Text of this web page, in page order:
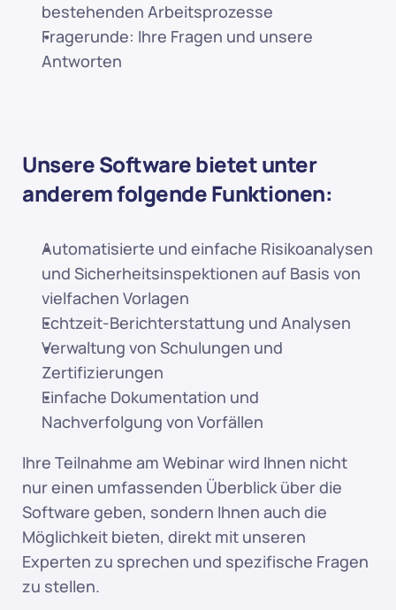
bestehenden Arbeitsprozesse
Fragerunde: Ihre Fragen und unsere
Antworten
Unsere Software bietet unter
anderem folgende Funktionen:
Automatisierte und einfache Risikoanalysen
und Sicherheitsinspektionen auf Basis von
vielfachen Vorlagen
Echtzeit-Berichterstattung und Analysen
Verwaltung von Schulungen und
Zertifizierungen
Einfache Dokumentation und
Nachverfolgung von Vorfällen
Ihre Teilnahme am Webinar wird Ihnen nicht
nur einen umfassenden Überblick über die
Software geben, sondern Ihnen auch die
Möglichkeit bieten, direkt mit unseren
Experten zu sprechen und spezifische Fragen
zu stellen.